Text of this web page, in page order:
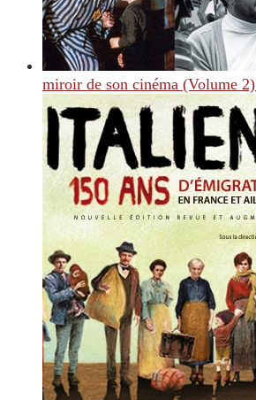
miroir de son cinéma (Volume 2)